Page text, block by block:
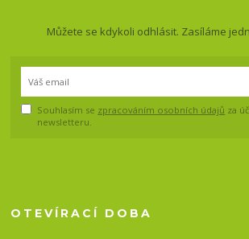
Můžete se kdykoli odhlásit. Zasíláme
Souhlasím se zpracováním osobních údajů za
newsletteru.
OTEVÍRACÍ DOBA